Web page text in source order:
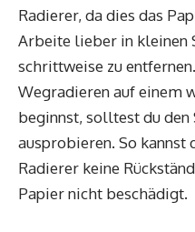
Radierer, da dies das
Arbeite lieber in kleinen
schrittweise zu
Wegradieren auf einem
beginnst, solltest du
ausprobieren. So kannst
Radierer keine
Papier nicht beschädigt.